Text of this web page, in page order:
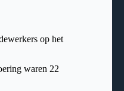
op het
waren 22